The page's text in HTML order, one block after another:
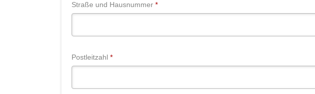
Straße und Hausnummer *Erforderlich
Postleitzahl *Erforderlich